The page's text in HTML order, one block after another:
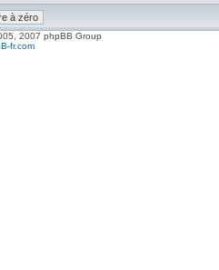
2007 phpBB Group
fr.com